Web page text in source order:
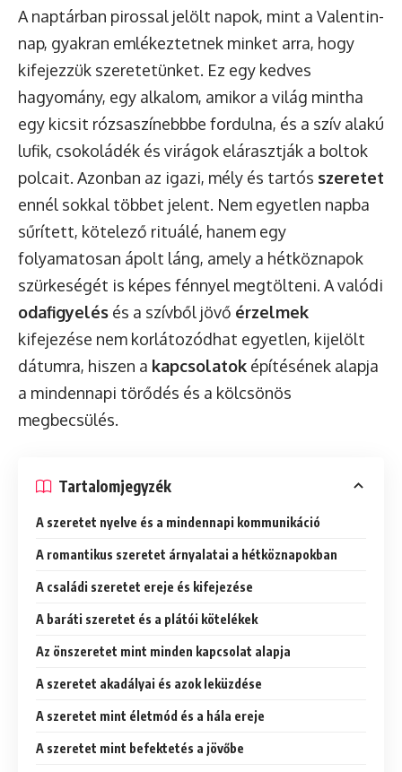
A naptárban pirossal jelölt napok, mint a Valentin-
nap, gyakran emlékeztetnek minket arra, hogy
kifejezzük szeretetünket. Ez egy kedves
hagyomány, egy alkalom, amikor a világ mintha
egy kicsit rózsaszínebbbe fordulna, és a szív alakú
lufik, csokoládék és virágok elárasztják a boltok
polcait. Azonban az igazi, mély és tartós szeretet
ennél sokkal többet jelent. Nem egyetlen napba
sűrített, kötelező rituálé, hanem egy
folyamatosan ápolt láng, amely a hétköznapok
szürkeségét is képes fénnyel megtölteni. A valódi
odafigyelés és a szívből jövő érzelmek
kifejezése nem korlátozódhat egyetlen, kijelölt
dátumra, hiszen a kapcsolatok építésének alapja
a mindennapi törődés és a kölcsönös
megbecsülés.
Tartalomjegyzék
A szeretet nyelve és a mindennapi kommunikáció
A romantikus szeretet árnyalatai a hétköznapokban
A családi szeretet ereje és kifejezése
A baráti szeretet és a plátói kötelékek
Az önszeretet mint minden kapcsolat alapja
A szeretet akadályai és azok leküzdése
A szeretet mint életmód és a hála ereje
A szeretet mint befektetés a jövőbe